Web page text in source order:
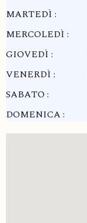
MARTEDÌ :
MERCOLEDÌ :
GIOVEDÌ :
VENERDÌ :
SABATO :
DOMENICA :